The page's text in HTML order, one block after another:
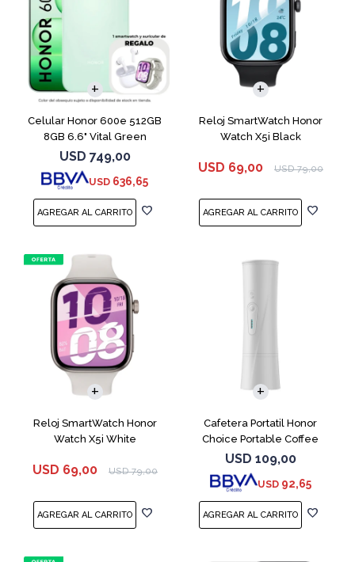
Celular Honor 600e 512GB
8GB 6.6" Vital Green
USD 749,00
USD 636,65
COMPARAR
Reloj SmartWatch Honor
Watch X5i Black
USD 69,00 USD 79,00
Reloj SmartWatch Honor
Watch X5i White
USD 69,00 USD 79,00
Cafetera Portatil Honor
Choice Portable Coffee
Machine White
USD 109,00
USD 92,65